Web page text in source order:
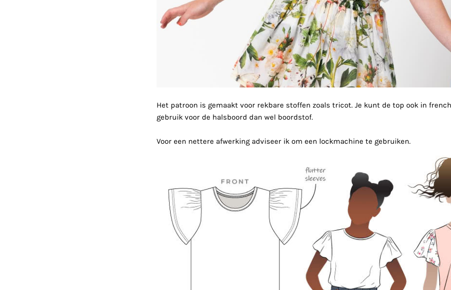
Het patroon is gemaakt voor rekbare stoffen zoals tricot. Je kunt de top ook in
gebruik voor de halsboord dan wel boordstof.
Voor een nettere afwerking adviseer ik om een lockmachine te gebruiken.